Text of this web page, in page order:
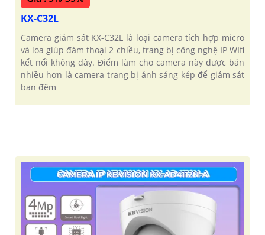
KX-C32L
Camera giám sát KX-C32L là loại camera tích hợp micro
và loa giúp đàm thoại 2 chiều, trang bị công nghệ IP WIfi
kết nối không dây. Điểm làm cho camera này được bán
nhiều hơn là camera trang bị ánh sáng kép để giám sát
ban đêm